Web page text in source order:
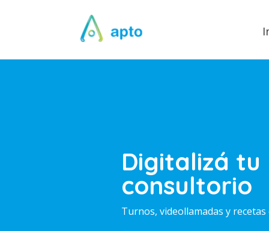
Digitalizá tu
consultorio
Turnos, videollamadas y